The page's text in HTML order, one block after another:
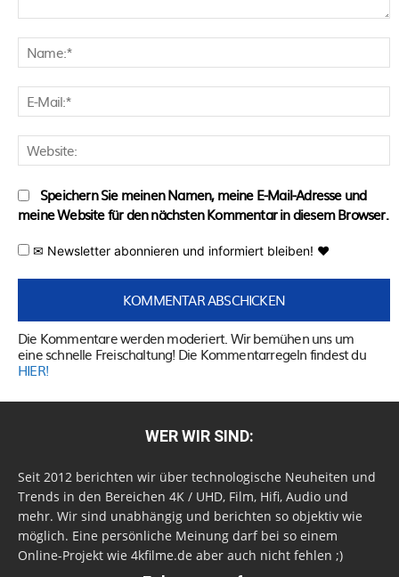
Speichern Sie meinen Namen, meine E-Mail-Adresse und
meine Website für den nächsten Kommentar in diesem Browser.
✉ Newsletter abonnieren und informiert bleiben! ♥
Die Kommentare werden moderiert. Wir bemühen uns um
eine schnelle Freischaltung! Die Kommentarregeln findest du
HIER!
WER WIR SIND:
Seit 2012 berichten wir über technologische Neuheiten und
Trends in den Bereichen 4K / UHD, Film, Hifi, Audio und
mehr. Wir sind unabhängig und berichten so objektiv wie
möglich. Eine persönliche Meinung darf bei so einem
Online-Projekt wie 4kfilme.de aber auch nicht fehlen ;)